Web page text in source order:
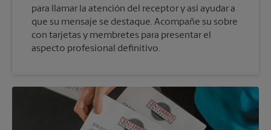
para llamar la atención del receptor y así ayudar a
que su mensaje se destaque. Acompañe su sobre
con tarjetas y membretes para presentar el
aspecto profesional definitivo.